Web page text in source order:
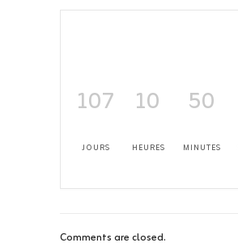
107
JOURS
10
HEURES
50
MINUTES
Comments are closed.